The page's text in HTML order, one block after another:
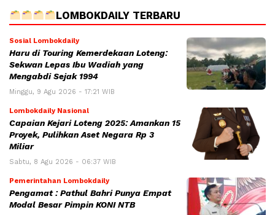
LOMBOKDAILY TERBARU
Sosial Lombokdaily
Haru di Touring Kemerdekaan Loteng:
Sekwan Lepas Ibu Wadiah yang
Mengabdi Sejak 1994
Minggu, 9 Agu 2026 - 17:21 WIB
Lombokdaily Nasional
Capaian Kejari Loteng 2025: Amankan 15
Proyek, Pulihkan Aset Negara Rp 3
Miliar
Sabtu, 8 Agu 2026 - 06:37 WIB
Pemerintahan Lombokdaily
Pengamat : Pathul Bahri Punya Empat
Modal Besar Pimpin KONI NTB